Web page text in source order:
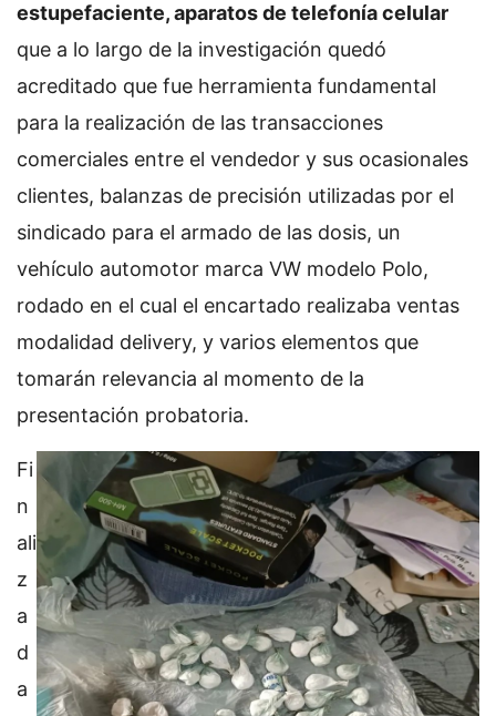
estupefaciente, aparatos de telefonía celular
que a lo largo de la investigación quedó
acreditado que fue herramienta fundamental
para la realización de las transacciones
comerciales entre el vendedor y sus ocasionales
clientes, balanzas de precisión utilizadas por el
sindicado para el armado de las dosis, un
vehículo automotor marca VW modelo Polo,
rodado en el cual el encartado realizaba ventas
modalidad delivery, y varios elementos que
tomarán relevancia al momento de la
presentación probatoria.
Fi
n
ali
z
a
d
a